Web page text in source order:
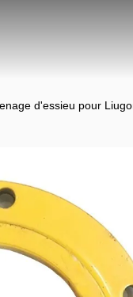
d'essieu pour